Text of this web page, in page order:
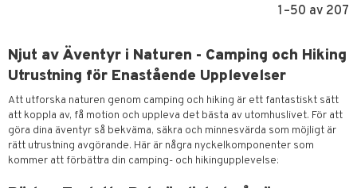
1–50 av 207
Njut av Äventyr i Naturen - Camping och Hiking
Utrustning för Enastående Upplevelser
Att utforska naturen genom camping och hiking är ett fantastiskt sätt
att koppla av, få motion och uppleva det bästa av utomhuslivet. För att
göra dina äventyr så bekväma, säkra och minnesvärda som möjligt är
rätt utrustning avgörande. Här är några nyckelkomponenter som
kommer att förbättra din camping- och hikingupplevelse: